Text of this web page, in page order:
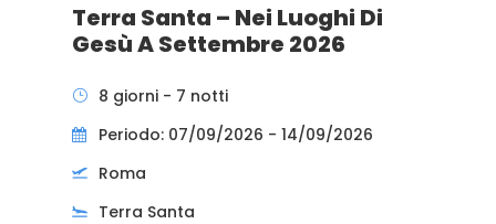
Terra Santa – Nei Luoghi Di
Gesù A Settembre 2026
8 giorni - 7 notti
Periodo: 07/09/2026 - 14/09/2026
Roma
Terra Santa